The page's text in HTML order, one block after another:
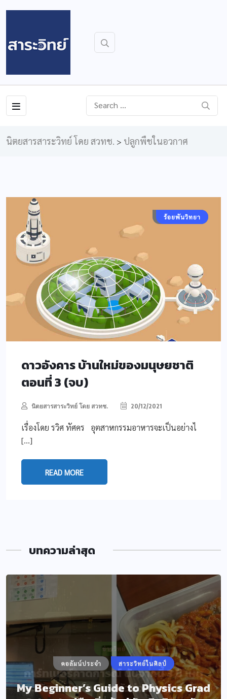
นิตยสารสาระวิทย์ โดย สวทช. > ปลูกพืชในอวกาศ
คอลัมน์ประจำ
ร้อยพันวิทยา
ดาวอังคาร บ้านใหม่ของมนุษยชาติ
ตอนที่ 3 (จบ)
นิตยสารสาระวิทย์ โดย สวทช. 20/12/2021
เรื่องโดย รวิศ ทัศคร อุตสาหกรรมอาหารจะเป็นอย่างไ
[…]
READ MORE
บทความล่าสุด
ข่าววิทย์
การ์ทเนอร์คาดการณ์ นับจากนี้ 3 ปี เหตุ
ละเมิดความเป็นส่วนตัวส่วนใหญ่ จะเกิด
คอลัมน์ประจำ สาระวิทย์ในศิลป์
My Beginner’s Guide to Physics Grad